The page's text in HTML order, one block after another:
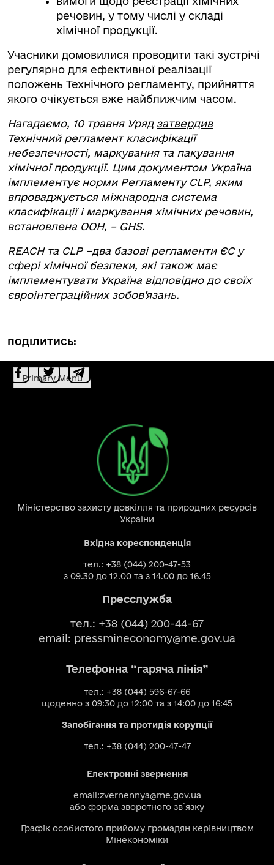
речовин, у тому числі у складі
хімічної продукції.
Учасники домовилися проводити такі зустрічі
регулярно для ефективної реалізації
положень Технічного регламенту, прийняття
якого очікується вже найближчим часом.
Нагадаємо, 10 травня Уряд затвердив
Технічний регламент класифікації
небезпечності, маркування та пакування
хімічної продукції. Цим документом Україна
імплементує норми Регламенту CLP, яким
впроваджується міжнародна система
класифікації і маркування хімічних речовин,
встановлена ООН, – GHS.
REACH та CLP –два базові регламенти ЄС у
сфері хімічної безпеки, які також має
імплементувати Україна відповідно до своїх
євроінтеграційних зобов’язань.
ПОДІЛИТИСЬ:
Primary Menu
Міністерство захисту довкілля та природних ресурсів
України
Вхідна кореспонденція
тел.: +38 (044) 200-47-53
з 09.30 до 12.00 та з 14.00 до 16.45
Пресслужба
тел.: +38 (044) 200-44-67
email: pressmineconomy@me.gov.ua
Телефонна “гаряча лінія”
тел.: +38 (044) 596-67-66
щоденно з 09:30 до 12:00 та з 14:00 до 16:45
Запобігання та протидія корупції
тел.: +38 (044) 200-47-47
Електронні звернення
email:zvernennya@me.gov.ua
або форма зворотного зв`язку
Графік особистого прийому громадян керівництвом
Мінекономіки